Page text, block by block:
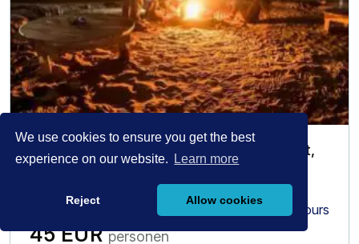
We use cookies to ensure you get the best
experience on our website.
Learn more
Reject Allow cookies
Sternenbeobachtungs-Tour mitJeepfahrt,
Kamelritt, Beduinen-Sonnenuntergang,
Wüstenorientierung & Abendessen
Soma Bay & Safaga 6 hours
45 EURpersonen